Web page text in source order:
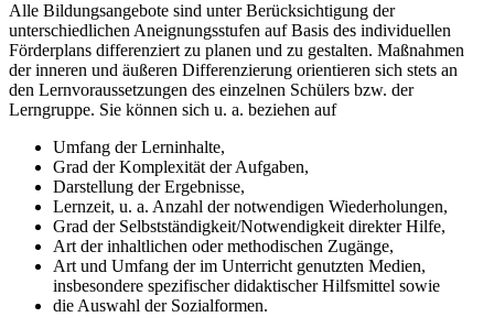
Alle Bildungsangebote sind unter Berücksichtigung der
unterschiedlichen Aneignungsstufen auf Basis des individuellen
Förderplans differenziert zu planen und zu gestalten. Maßnahmen
der inneren und äußeren Differenzierung orientieren sich stets an
den Lernvoraussetzungen des einzelnen Schülers bzw. der
Lerngruppe. Sie können sich u. a. beziehen auf
Umfang der Lerninhalte,
Grad der Komplexität der Aufgaben,
Darstellung der Ergebnisse,
Lernzeit, u. a. Anzahl der notwendigen Wiederholungen,
Grad der Selbstständigkeit/Notwendigkeit direkter Hilfe,
Art der inhaltlichen oder methodischen Zugänge,
Art und Umfang der im Unterricht genutzten Medien,
insbesondere spezifischer didaktischer Hilfsmittel sowie
die Auswahl der Sozialformen.